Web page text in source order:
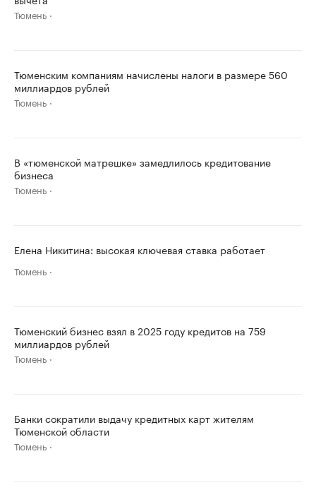
Тюмень
Тюменским компаниям начислены налоги в размере 560
миллиардов рублей
Тюмень
В «тюменской матрешке» замедлилось кредитование
бизнеса
Тюмень
Елена Никитина: высокая ключевая ставка работает
Тюмень
Тюменский бизнес взял в 2025 году кредитов на 759
миллиардов рублей
Тюмень
Банки сократили выдачу кредитных карт жителям
Тюменской области
Тюмень